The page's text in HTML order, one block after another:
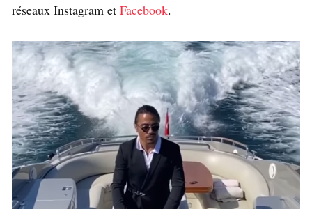
réseaux Instagram et Facebook.